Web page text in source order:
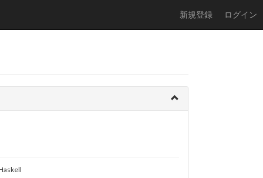
新規登録 ログイン